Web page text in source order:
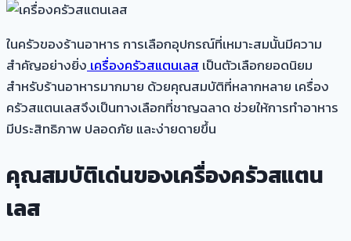
ในครัวของร้านอาหาร การเลือกอุปกรณ์ที่เหมาะสมนั้นมีความ
สำคัญอย่างยิ่งเครื่องครัวสแตนเลสเป็นตัวเลือกยอดนิยม
สำหรับร้านอาหารมากมาย ด้วยคุณสมบัติที่หลากหลาย เครื่อง
ครัวสแตนเลสจึงเป็นทางเลือกที่ชาญฉลาด ช่วยให้การทำอาหาร
มีประสิทธิภาพ ปลอดภัย และง่ายดายขึ้น
คุณสมบัติเด่นของเครื่องครัวสแตน
เลส